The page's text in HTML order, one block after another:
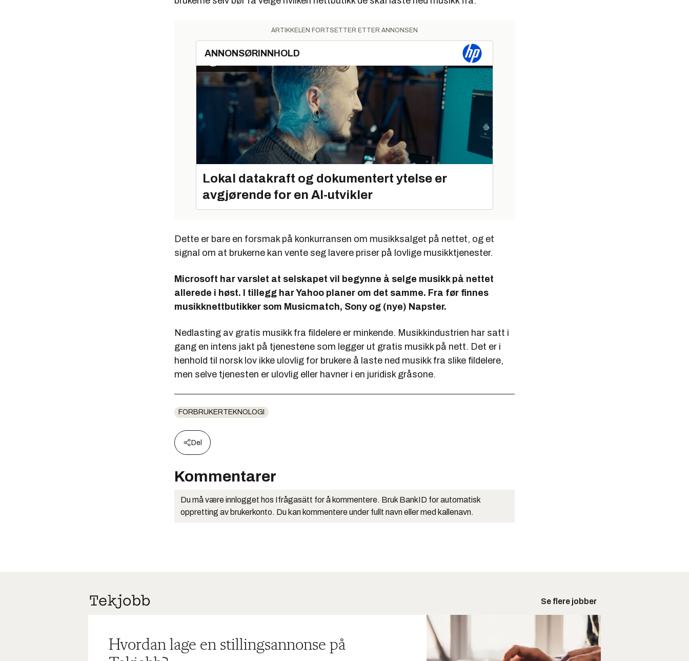
ARTIKKELEN FORTSETTER ETTER ANNONSEN
ANNONSØRINNHOLD
Lokal datakraft og dokumentert ytelse er
avgjørende for en AI-utvikler
Dette er bare en forsmak på konkurransen om musikksalget på nettet, og et
signal om at brukerne kan vente seg lavere priser på lovlige musikktjenester.
Microsoft har varslet at selskapet vil begynne å selge musikk på nettet
allerede i høst. I tillegg har Yahoo planer om det samme. Fra før finnes
musikknettbutikker som Musicmatch, Sony og (nye) Napster.
Nedlasting av gratis musikk fra fildelere er minkende. Musikkindustrien har satt i
gang en intens jakt på tjenestene som legger ut gratis musikk på nett. Det er i
henhold til norsk lov ikke ulovlig for brukere å laste ned musikk fra slike fildelere,
men selve tjenesten er ulovlig eller havner i en juridisk gråsone.
FORBRUKERTEKNOLOGI
Del
Kommentarer
Du må være innlogget hos Ifrågasätt for å kommentere. Bruk BankID for automatisk
oppretting av brukerkonto. Du kan kommentere under fullt navn eller med kallenavn.
Se flere jobber
Hvordan lage en stillingsannonse på